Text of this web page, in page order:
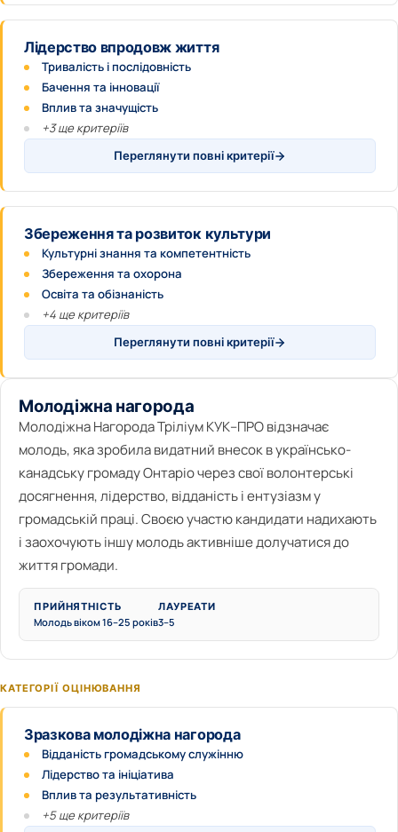
Лідерство впродовж життя
Тривалість і послідовність
Бачення та інновації
Вплив та значущість
+3 ще критеріїв
Переглянути повні критерії
Збереження та розвиток культури
Культурні знання та компетентність
Збереження та охорона
Освіта та обізнаність
+4 ще критеріїв
Переглянути повні критерії
Молодіжна нагорода
Молодіжна Нагорода Тріліум КУК–ПРО відзначає
молодь, яка зробила видатний внесок в українсько-
канадську громаду Онтаріо через свої волонтерські
досягнення, лідерство, відданість і ентузіазм у
громадській праці. Своєю участю кандидати надихають
і заохочують іншу молодь активніше долучатися до
життя громади.
ПРИЙНЯТНІСТЬ
Молодь віком 16–25 років
ЛАУРЕАТИ
3–5
КАТЕГОРІЇ ОЦІНЮВАННЯ
Зразкова молодіжна нагорода
Відданість громадському служінню
Лідерство та ініціатива
Вплив та результативність
+5 ще критеріїв